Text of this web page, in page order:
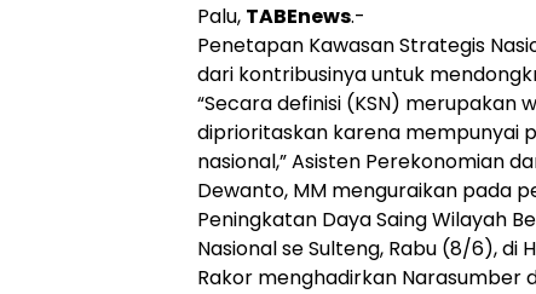
Palu, TABEnews.-
Penetapan Kawasan Strategis
dari kontribusinya untuk
“Secara definisi (KSN) merupakan
diprioritaskan karena mempunyai
nasional,” Asisten Perekonomian
Dewanto, MM menguraikan pada
Peningkatan Daya Saing Wilayah
Nasional se Sulteng, Rabu (8/6), di
Rakor menghadirkan Narasumber